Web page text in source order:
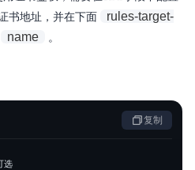
书地址，并在下面
rules-target-
name 。
复制